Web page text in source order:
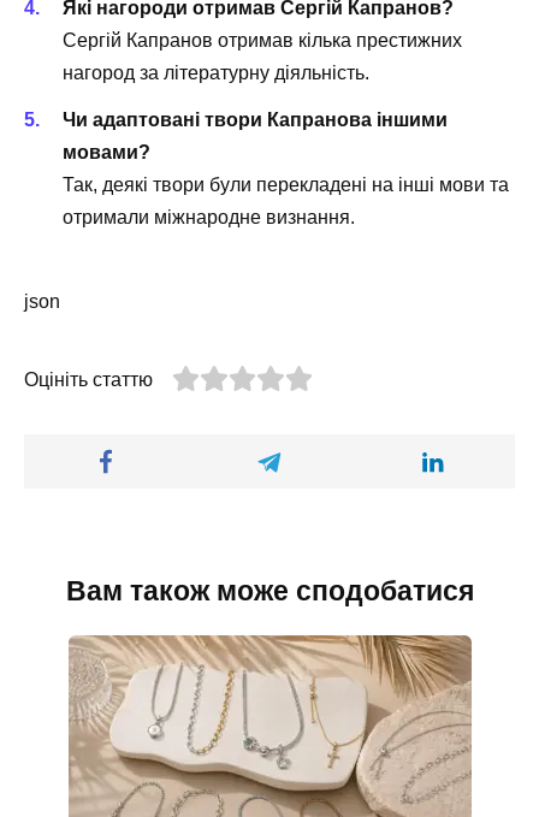
Які нагороди отримав Сергій Капранов?
Сергій Капранов отримав кілька престижних
нагород за літературну діяльність.
Чи адаптовані твори Капранова іншими
мовами?
Так, деякі твори були перекладені на інші мови та
отримали міжнародне визнання.
json
Оцініть статтю
Вам також може сподобатися